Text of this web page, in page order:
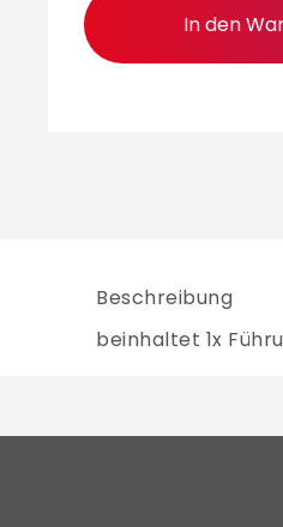
In den
Beschreibung
beinhaltet 1x